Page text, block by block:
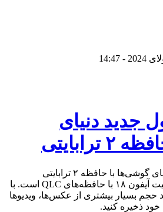
۱۸: غول جدید دنیای
اپل به دنبال افزایش ظرفیت آیفون ۱۸ با حافظه‌های QLC است. با
حجم بسیار بیشتری از عکس‌ها، ویدیوها
ذخیره کنید.